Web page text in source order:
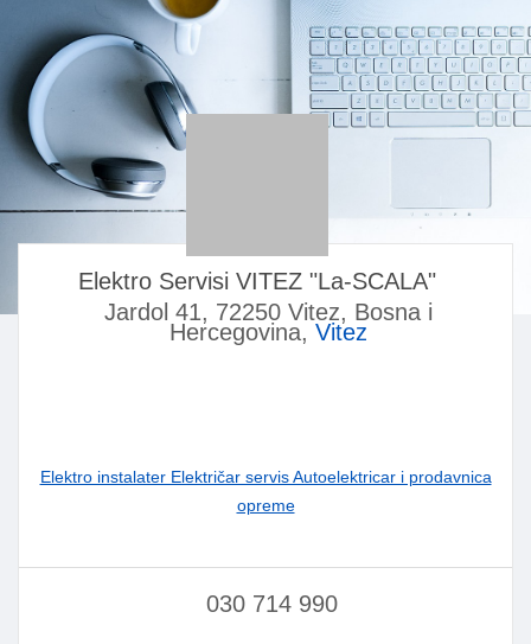
Elektro Servisi VITEZ "La-SCALA"
Jardol 41, 72250 Vitez, Bosna i
Hercegovina, Vitez
Elektro instalater Električar servis Autoelektricar i prodavnica
opreme
030 714 990